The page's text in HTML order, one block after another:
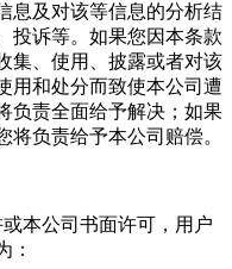
息及对该等信息的分析结
投诉等。如果您因本条款
集、使用、披露或者对该
用和处分而致使本公司遭
负责全面给予解决；如果
负责给予本公司赔偿。
本公司书面许可，用户
：